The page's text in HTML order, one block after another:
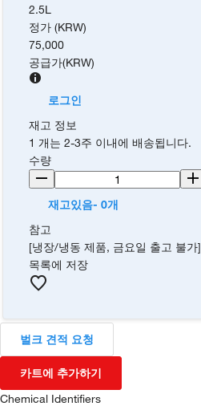
2.5L
정가 (KRW)
75,000
공급가(KRW)
로그인
재고 정보
1 개는 2-3주 이내에 배송됩니다.
수량
재고있음- 0개
참고
[냉장/냉동 제품, 금요일 출고 불가]
목록에 저장
벌크 견적 요청
카트에 추가하기
Chemical Identifiers